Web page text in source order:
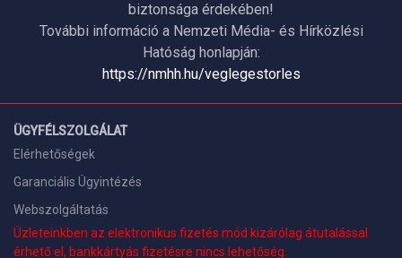
biztonsága érdekében!
További információ a Nemzeti Média- és Hírközlési
Hatóság honlapján:
https://nmhh.hu/veglegestorles
ÜGYFÉLSZOLGÁLAT
Elérhetőségek
Garanciális Ügyintézés
Webszolgáltatás
Üzleteinkben az elektronikus fizetés mód kizárólag átutalással
érhető el, bankkártyás fizetésre nincs lehetőség.